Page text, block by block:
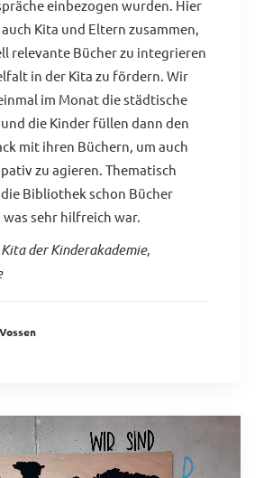
einbezogen wurden. Hier
Kita und Eltern zusammen,
relevante Bücher zu integrieren
in der Kita zu fördern. Wir
im Monat die städtische
die Kinder füllen dann den
mit ihren Büchern, um auch
zu agieren. Thematisch
Bibliothek schon Bücher
was sehr hilfreich war.
der Kinderakademie,